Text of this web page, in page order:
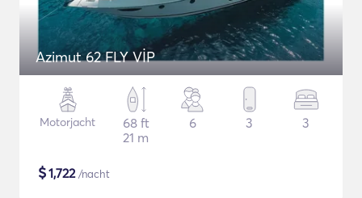
Azimut 62 FLY VİP
Motorjacht
68 ft
21 m
6 3 3
$1,722/nacht